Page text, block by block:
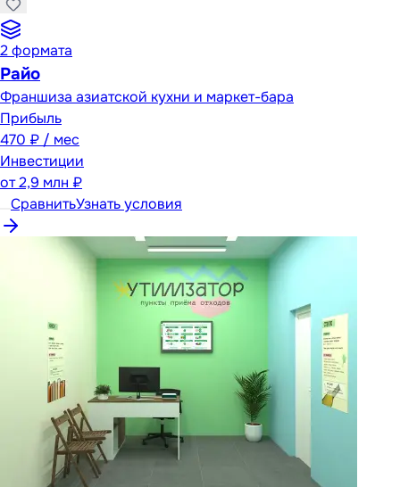
2формата
Райо
Франшиза азиатской кухни и маркет-бара
Прибыль
470 ₽ / мес
Инвестиции
от2,9 млн ₽
СравнитьУзнать условия